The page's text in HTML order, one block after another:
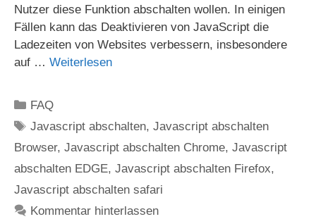
Nutzer diese Funktion abschalten wollen. In einigen
Fällen kann das Deaktivieren von JavaScript die
Ladezeiten von Websites verbessern, insbesondere
auf … Weiterlesen
Kategorien
FAQ
Schlagwörter
Javascript abschalten,Javascript abschalten
Browser, Javascript abschalten Chrome, Javascript
abschalten EDGE, Javascript abschalten Firefox,
Javascript abschalten safari
Kommentar hinterlassen